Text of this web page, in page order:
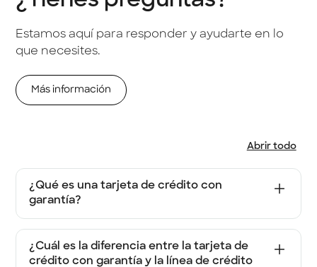
Estamos aquí para responder y ayudarte en lo
que necesites.
Más información
Abrir todo
¿Qué es una tarjeta de crédito con
garantía?
Una tarjeta de crédito con garantía es la
mejor oportunidad que te podemos brindar
si no cuentas con un historial crediticio o
¿Cuál es la diferencia entre la tarjeta de
crédito con garantía y la línea de crédito